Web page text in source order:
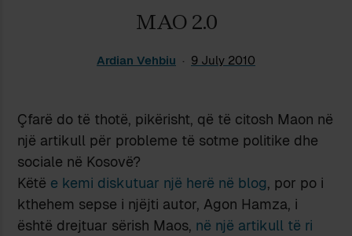
MAO 2.0
Ardian Vehbiu 9 July 2010
Çfarë do të thotë, pikërisht, që të citosh Maon në
një artikull për probleme të sotme politike dhe
sociale në Kosovë?
Këtë e kemi diskutuar një herë në blog, por po i
kthehem sepse i njëjti autor, Agon Hamza, i
është drejtuar sërish Maos, në një artikull të ri